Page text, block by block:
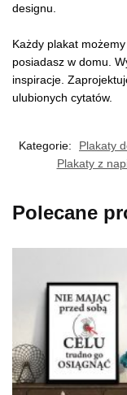
designu.
Każdy plakat
posiadasz w domu.
inspiracje.
ulubionych cytatów.
Kategorie:
Plakaty
Plakaty z
Polecane